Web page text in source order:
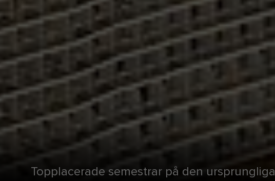
Topplacerade semestrar på den ursprungliga